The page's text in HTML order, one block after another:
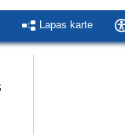
Lapas karte